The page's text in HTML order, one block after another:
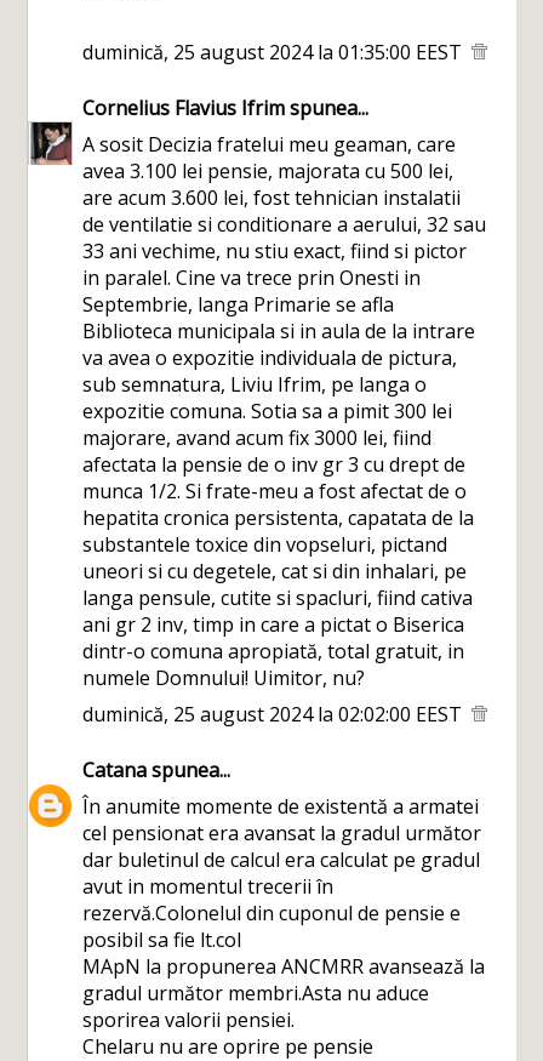
duminică, 25 august 2024 la 01:35:00 EEST
Cornelius Flavius Ifrimspunea...
A sosit Decizia fratelui meu geaman, care
avea 3.100 lei pensie, majorata cu 500 lei,
are acum 3.600 lei, fost tehnician instalatii
de ventilatie si conditionare a aerului, 32 sau
33 ani vechime, nu stiu exact, fiind si pictor
in paralel. Cine va trece prin Onesti in
Septembrie, langa Primarie se afla
Biblioteca municipala si in aula de la intrare
va avea o expozitie individuala de pictura,
sub semnatura, Liviu Ifrim, pe langa o
expozitie comuna. Sotia sa a pimit 300 lei
majorare, avand acum fix 3000 lei, fiind
afectata la pensie de o inv gr 3 cu drept de
munca 1/2. Si frate-meu a fost afectat de o
hepatita cronica persistenta, capatata de la
substantele toxice din vopseluri, pictand
uneori si cu degetele, cat si din inhalari, pe
langa pensule, cutite si spacluri, fiind cativa
ani gr 2 inv, timp in care a pictat o Biserica
dintr-o comuna apropiată, total gratuit, in
numele Domnului! Uimitor, nu?
duminică, 25 august 2024 la 02:02:00 EEST
Catanaspunea...
În anumite momente de existentă a armatei
cel pensionat era avansat la gradul următor
dar buletinul de calcul era calculat pe gradul
avut in momentul trecerii în
rezervă.Colonelul din cuponul de pensie e
posibil sa fie lt.col
MApN la propunerea ANCMRR avansează la
gradul următor membri.Asta nu aduce
sporirea valorii pensiei.
Chelaru nu are oprire pe pensie